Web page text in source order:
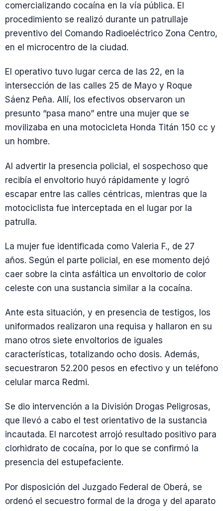
comercializando cocaína en la vía pública. El
procedimiento se realizó durante un patrullaje
preventivo del Comando Radioeléctrico Zona Centro,
en el microcentro de la ciudad.
El operativo tuvo lugar cerca de las 22, en la
intersección de las calles 25 de Mayo y Roque
Sáenz Peña. Allí, los efectivos observaron un
presunto “pasa mano” entre una mujer que se
movilizaba en una motocicleta Honda Titán 150 cc y
un hombre.
Al advertir la presencia policial, el sospechoso que
recibía el envoltorio huyó rápidamente y logró
escapar entre las calles céntricas, mientras que la
motociclista fue interceptada en el lugar por la
patrulla.
La mujer fue identificada como Valeria F., de 27
años. Según el parte policial, en ese momento dejó
caer sobre la cinta asfáltica un envoltorio de color
celeste con una sustancia similar a la cocaína.
Ante esta situación, y en presencia de testigos, los
uniformados realizaron una requisa y hallaron en su
mano otros siete envoltorios de iguales
características, totalizando ocho dosis. Además,
secuestraron 52.200 pesos en efectivo y un teléfono
celular marca Redmi.
Se dio intervención a la División Drogas Peligrosas,
que llevó a cabo el test orientativo de la sustancia
incautada. El narcotest arrojó resultado positivo para
clorhidrato de cocaína, por lo que se confirmó la
presencia del estupefaciente.
Por disposición del Juzgado Federal de Oberá, se
ordenó el secuestro formal de la droga y del aparato